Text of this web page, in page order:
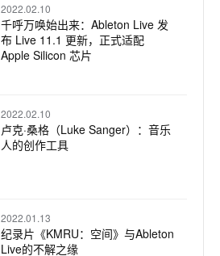
2022.02.10
千呼万唤始出来：Ableton Live 发
布 Live 11.1 更新，正式适配
Apple Silicon 芯片
2022.02.10
卢克·桑格（Luke Sanger）：音乐
人的创作工具
2022.01.13
纪录片《KMRU：空间》与Ableton
Live的不解之缘